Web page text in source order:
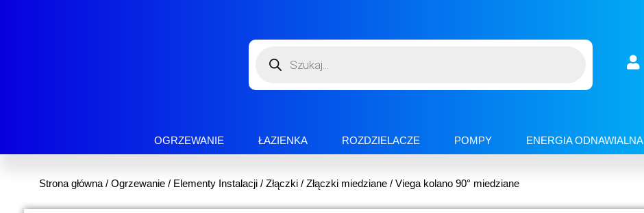
OGRZEWANIE ŁAZIENKA ROZDZIELACZE POMPY ENERGIA ODNAWIALNA
Strona główna / Ogrzewanie / Elementy Instalacji / Złączki / Złączki miedziane / Viega kolano 90° miedziane